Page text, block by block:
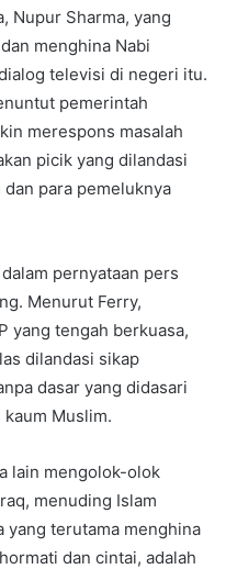
Nupur Sharma, yang
menghina Nabi
televisi di negeri itu.
pemerintah
merespons masalah
picik yang dilandasi
para pemeluknya
pernyataan pers
Menurut Ferry,
yang tengah berkuasa,
dilandasi sikap
dasar yang didasari
kaum Muslim.
lain mengolok-olok
menuding Islam
yang terutama menghina
dan cintai, adalah